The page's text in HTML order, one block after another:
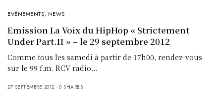
EVÈNEMENTS, NEWS
Emission La Voix du HipHop « Strictement
Under Part.II » – le 29 septembre 2012
Comme tous les samedi à partir de 17h00, rendez-vous
sur le 99 f.m. RCV radio…
27 SEPTEMBRE 2012 0 SHARES